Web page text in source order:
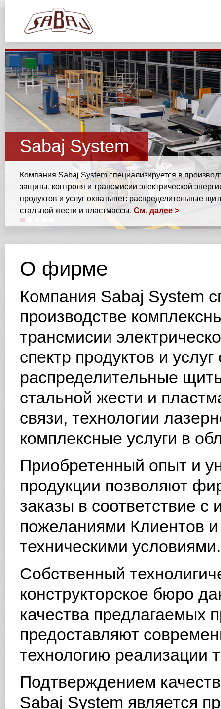
Sabaj System
Компания Sabaj System специализируется в
защиты, контроля и трансмисии электрической
продуктов и услуг охватывет: распределительные
стальной жести и пластмассы. См. далее >
О фирме
Компания Sabaj System
производстве
трансмисии
спектр продуктов и
распределительные
стальной жести и
связи, технологии
комплексные услуги в
Приобретенный опыт и
продукции позволяют
заказы в соответствие
пожеланиями Клиентов
техническими условиями.
Собственный
конструкторское бюро
качества предлагаемых
предоставляют
технологию реализации
Подтверждением
Sabaj System является